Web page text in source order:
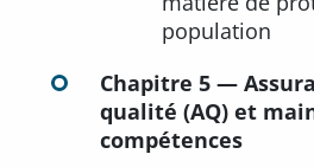
population
Chapitre 5 —
qualité (AQ) et
compétences